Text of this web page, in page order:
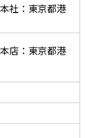
社：東京都港
店：東京都港